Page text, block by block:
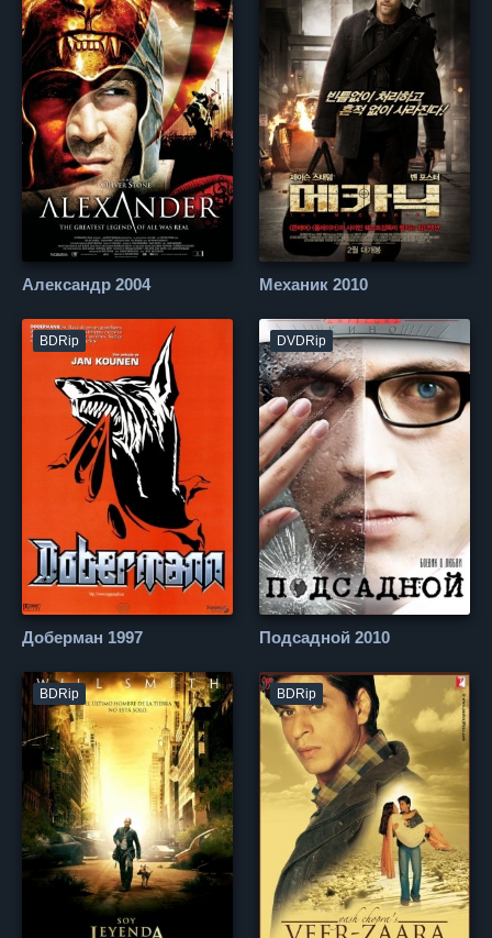
Александр 2004 Механик 2010
BDRip
Доберман 1997
DVDRip
Подсадной 2010
BDRip BDRip